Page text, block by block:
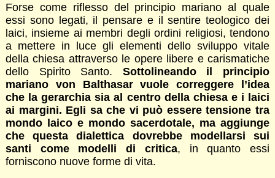
Forse come riflesso del principio mariano al quale
essi sono legati, il pensare e il sentire teologico dei
laici, insieme ai membri degli ordini religiosi, tendono
a mettere in luce gli elementi dello sviluppo vitale
della chiesa attraverso le opere libere e carismatiche
dello Spirito Santo. Sottolineando il principio
mariano von Balthasar vuole correggere l’idea
che la gerarchia sia al centro della chiesa e i laici
ai margini. Egli sa che vi può essere tensione tra
mondo laico e mondo sacerdotale, ma aggiunge
che questa dialettica dovrebbe modellarsi sui
santi come modelli di critica, in quanto essi
forniscono nuove forme di vita.